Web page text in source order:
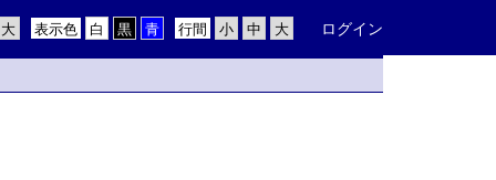
行間
表示色 ログイン